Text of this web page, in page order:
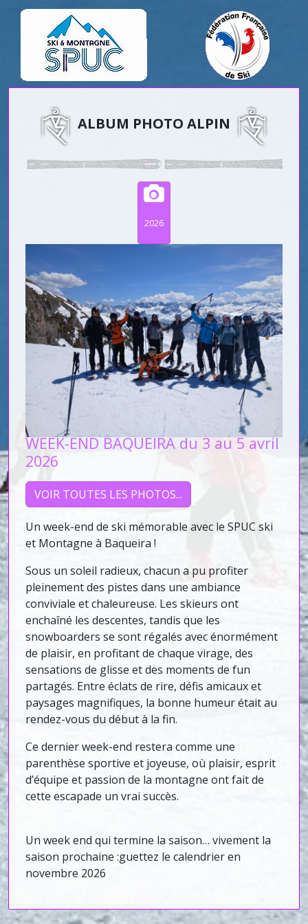
ALBUM PHOTO ALPIN
2026
WEEK-END BAQUEIRA du 3 au 5 avril
2026
VOIR TOUTES LES PHOTOS...
Un week-end de ski mémorable avec le SPUC ski
et Montagne à Baqueira !
Sous un soleil radieux, chacun a pu profiter
pleinement des pistes dans une ambiance
conviviale et chaleureuse. Les skieurs ont
enchaîné les descentes, tandis que les
snowboarders se sont régalés avec énormément
de plaisir, en profitant de chaque virage, des
sensations de glisse et des moments de fun
partagés. Entre éclats de rire, défis amicaux et
paysages magnifiques, la bonne humeur était au
rendez-vous du début à la fin.
Ce dernier week-end restera comme une
parenthèse sportive et joyeuse, où plaisir, esprit
d’équipe et passion de la montagne ont fait de
cette escapade un vrai succès.
Un week end qui termine la saison… vivement la
saison prochaine :guettez le calendrier en
novembre 2026